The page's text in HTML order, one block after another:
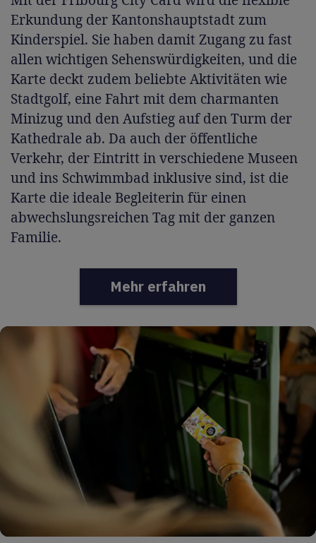
Erkundung der Kantonshauptstadt zum
Kinderspiel. Sie haben damit Zugang zu fast
allen wichtigen Sehenswürdigkeiten, und die
Karte deckt zudem beliebte Aktivitäten wie
Stadtgolf, eine Fahrt mit dem charmanten
Minizug und den Aufstieg auf den Turm der
Kathedrale ab. Da auch der öffentliche
Verkehr, der Eintritt in verschiedene Museen
und ins Schwimmbad inklusive sind, ist die
Karte die ideale Begleiterin für einen
abwechslungsreichen Tag mit der ganzen
Familie.
Mehr erfahren